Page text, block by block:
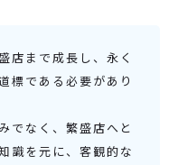
店まで成長し、永く
標である必要があり
でなく、繁盛店へと
識を元に、客観的な